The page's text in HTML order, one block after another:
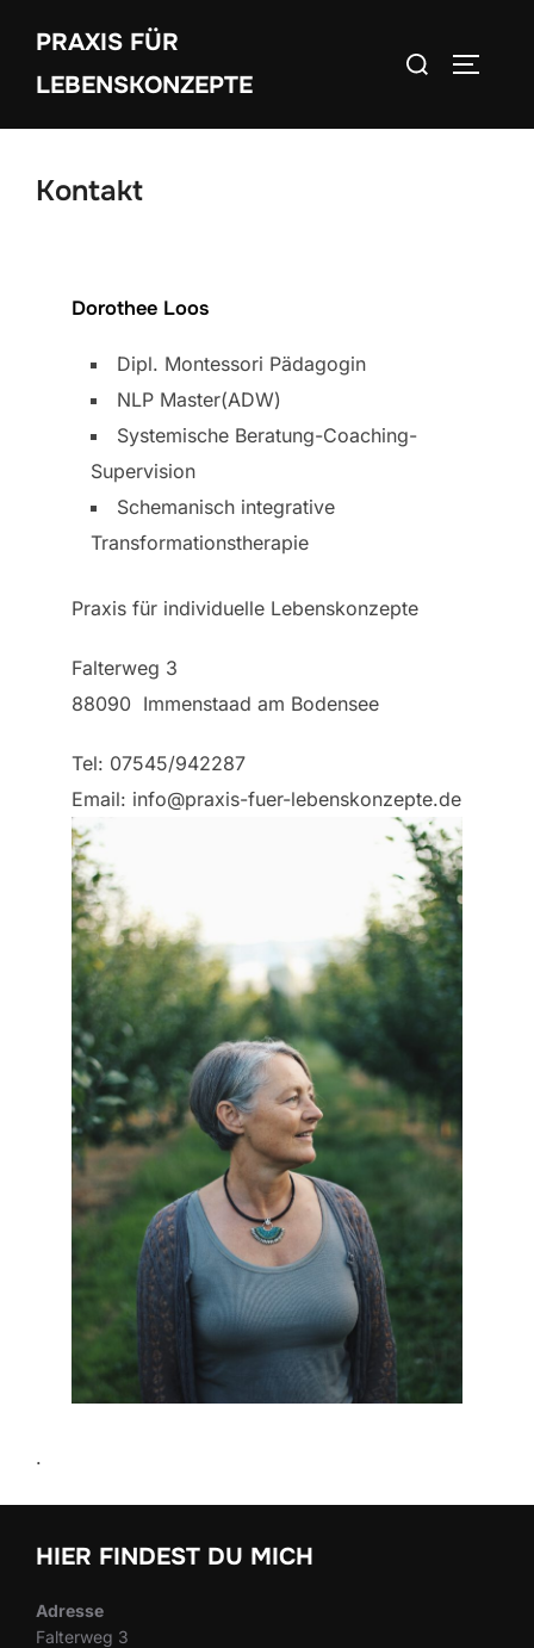
Inhalt
springen
PRAXIS FÜR
LEBENSKONZEPTE
Suchen
Kontakt
Dorothee Loos
Dipl. Montessori Pädagogin
NLP Master(ADW)
Systemische Beratung-Coaching-
Supervision
Schemanisch integrative
Transformationstherapie
Praxis für individuelle Lebenskonzepte
Falterweg 3
88090 Immenstaad am Bodensee
Tel: 07545/942287
Email: info@praxis-fuer-lebenskonzepte.de
.
HIER FINDEST DU MICH
Adresse
Falterweg 3